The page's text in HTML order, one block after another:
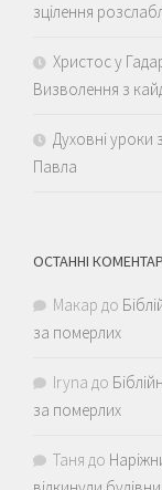
зцілення
Христос у
Визволення з
Духовні уроки
Павла
ОСТАННІ
Макар до
за померлих
Iryna до
за померлих
Таня до